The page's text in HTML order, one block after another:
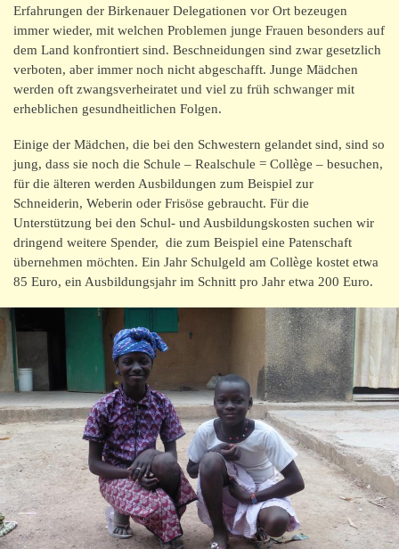
Wer sind wir
Burkina Faso
Kontakt/Impressum
Erfahrungen der Birkenauer Delegationen vor Ort bezeugen
immer wieder, mit welchen Problemen junge Frauen besonders auf
dem Land konfrontiert sind. Beschneidungen sind zwar gesetzlich
verboten, aber immer noch nicht abgeschafft. Junge Mädchen
werden oft zwangsverheiratet und viel zu früh schwanger mit
erheblichen gesundheitlichen Folgen.
Einige der Mädchen, die bei den Schwestern gelandet sind, sind so
jung, dass sie noch die Schule – Realschule = Collège – besuchen,
für die älteren werden Ausbildungen zum Beispiel zur
Schneiderin, Weberin oder Frisöse gebraucht. Für die
Unterstützung bei den Schul- und Ausbildungskosten suchen wir
dringend weitere Spender, die zum Beispiel eine Patenschaft
übernehmen möchten. Ein Jahr Schulgeld am Collège kostet etwa
85 Euro, ein Ausbildungsjahr im Schnitt pro Jahr etwa 200 Euro.